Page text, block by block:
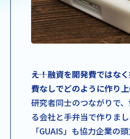
――え！融資を開発費では
費なしでどのように作り
研究者同士のつながりで
る会社と手弁当で作りま
「GUAIS」も協力企業の